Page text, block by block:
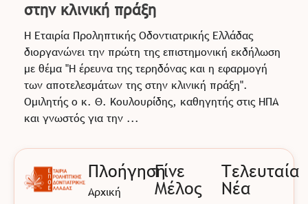
στην κλινική πράξη
Η Εταιρία Προληπτικής Οδοντιατρικής Ελλάδας
διοργανώνει την πρώτη της επιστημονική εκδήλωση
με θέμα "Η έρευνα της τερηδόνας και η εφαρμογή
των αποτελεσμάτων της στην κλινική πράξη".
Ομιλητής ο κ. Θ. Κουλουρίδης, καθηγητής στις ΗΠΑ
και γνωστός για την ...
Πλοήγηση
Αρχική
Τελευταία
Νέα
Γίνε
Μέλος